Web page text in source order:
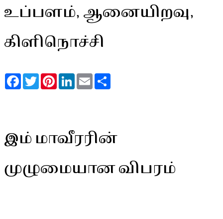
உப்பளம், ஆனையிறவு,
கிளிநொச்சி
FacebookTwitterPinterestLinkedInEmail
இம் மாவீரரின்
முழுமையான விபரம்